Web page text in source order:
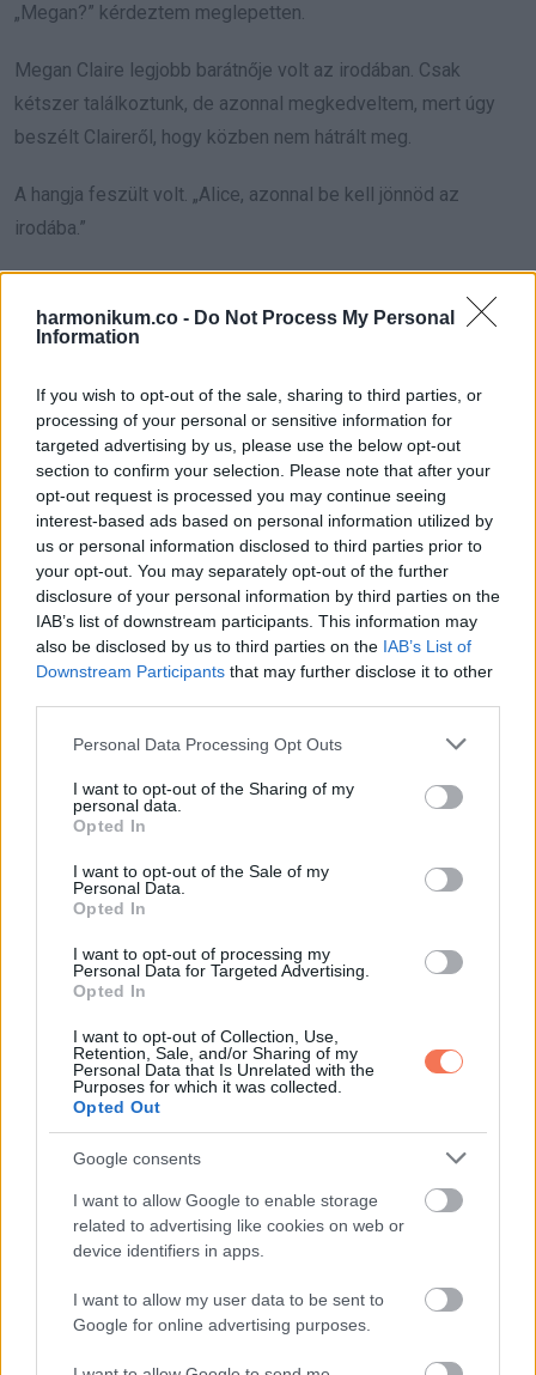
harmonikum.co - Do Not Process My Personal
Information
If you wish to opt-out of the sale, sharing to third parties, or
processing of your personal or sensitive information for
targeted advertising by us, please use the below opt-out
section to confirm your selection. Please note that after your
opt-out request is processed you may continue seeing
interest-based ads based on personal information utilized by
us or personal information disclosed to third parties prior to
your opt-out. You may separately opt-out of the further
disclosure of your personal information by third parties on the
IAB’s list of downstream participants. This information may
also be disclosed by us to third parties on the IAB’s List of
Downstream Participants that may further disclose it to other
Please note that this website/app uses one or more Google
not limited to your visit or usage behaviour. You may click to
grant or deny consent to Google and its third-party tags to
use your data for below specified purposes in below Google
consent section.
Personal Data Processing Opt Outs
I want to opt-out of the Sharing of my
personal data.
Opted In
I want to opt-out of the Sale of my
Personal Data.
Opted In
I want to opt-out of processing my
Personal Data for Targeted Advertising.
Opted In
I want to opt-out of Collection, Use,
Retention, Sale, and/or Sharing of my
Personal Data that Is Unrelated with the
Purposes for which it was collected.
Opted Out
Google consents
I want to allow Google to enable storage
related to advertising like cookies on web or
device identifiers in apps.
I want to allow my user data to be sent to
Google for online advertising purposes.
„Megan?” kérdeztem meglepetten.
Megan Claire legjobb barátnője volt az irodában. Csak
kétszer találkoztunk, de azonnal megkedveltem, mert úgy
beszélt Claireről, hogy közben nem hátrált meg.
A hangja feszült volt. „Alice, azonnal be kell jönnöd az
irodába.”
„Claire hagyott neked egy telefont. És egy üzenetet. Az
és ott találtam őket. Azonnal gyere!”
Nem hívtam Ryant. Fogtam a kulcsaimat, és negyvenöt
mérföldet vezettem a városba úgy, hogy a szívem olyan
erősen vert, hogy majdnem remegett tőle a kezem a
kormányon.
Megan a recepciónál várt, sápadtan, összekulcsolt kézzel.
Kérdezés nélkül odavezetett az asztalához.
Mellette feküdt a telefonja. Azt hittem, a kocsival együtt
eltűnt. Úgy képzeltem, a folyó fenekén hever, mindennel
együtt, amit Claire már nem mondhatott el.
Megan halkan azt mondta: „A portás szerint azon a napon
sietett, és valószínűleg itt hagyta.”
Amikor felbontottam a borítékot, alig mozdult az ujjam.
kiderüljön. Ne bízz Ryanben. Kapcsold be a telefonon a
galéria utolsó videóját.”
Nem kaptam levegőt.
Felvettem a telefont. Az ujjam annyira remegett, hogy
kétszer kellett próbálkoznom. Aztán megnyitottam a galériát,
A képernyőn Ryan volt látható. Nem az a Ryan, aki az oltárnál
állt velem. Egy fiatalabb Ryan, ugyanazzal a hanggal,